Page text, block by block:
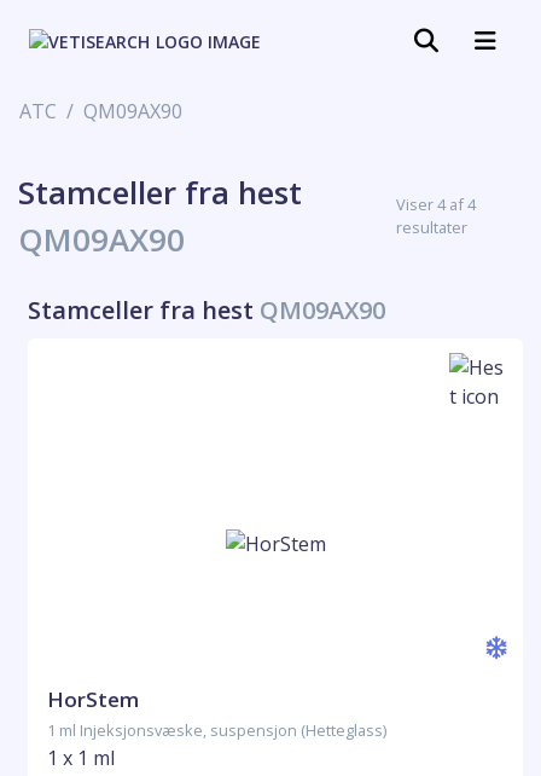
ATC QM09AX90
Stamceller fra hest
QM09AX90
Viser 4 af 4
resultater
Stamceller fra hest QM09AX90
HorStem
1 ml Injeksjonsvæske, suspensjon (Hetteglass)
1 x 1 ml